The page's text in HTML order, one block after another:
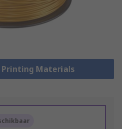
Printing Materials